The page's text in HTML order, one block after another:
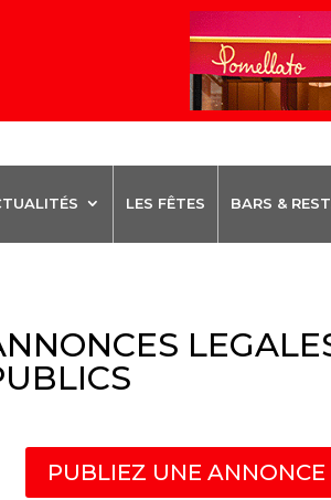
LES FÊTES BARS &
PUBLIEZ UNE ANNONCE